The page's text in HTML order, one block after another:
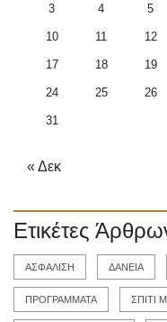
3 4 5
10 11 12
17 18 19
24 25 26
31
« Δεκ
Ετικέτες
ΑΣΦΑΛΙΣΗ ΔΑΝΕΙΑ
ΠΡΟΓΡΑΜΜΑΤΑ ΣΠΙΤΙ